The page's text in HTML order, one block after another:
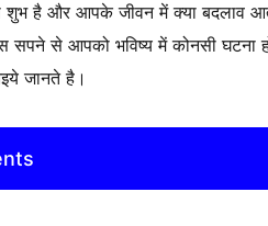
है और आपके जीवन में क्या बदलाव
सपने से आपको भविष्य में कोनसी घटना
जानते है।